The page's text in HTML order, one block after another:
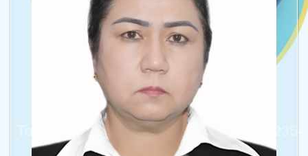
Toshkent shahar Yunusobod tumani 235-
sonli umumta’lim maktabi